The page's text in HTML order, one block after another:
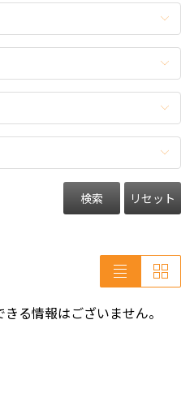
検索 リセット
る情報はございません。